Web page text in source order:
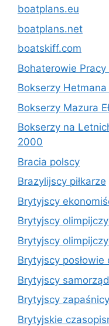
boatplans.eu
boatplans.net
boatskiff.com
Bohaterowie
Bokserzy Hetmana
Bokserzy Mazura
Bokserzy na
2000
Bracia polscy
Brazylijscy piłkarze
Brytyjscy
Brytyjscy
Brytyjscy
Brytyjscy
Brytyjscy
Brytyjscy zapaśnicy
Brytyjskie